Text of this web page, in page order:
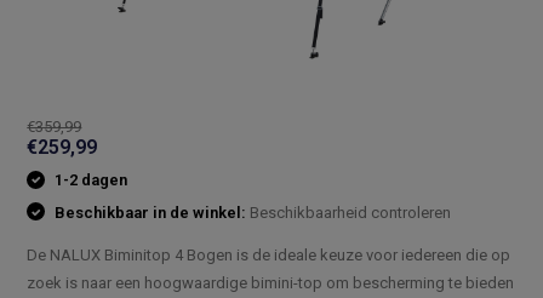
€359,99
€259,99
1-2 dagen
Beschikbaar in de winkel: Beschikbaarheid controleren
De NALUX Biminitop 4 Bogen is de ideale keuze voor iedereen die op
zoek is naar een hoogwaardige bimini-top om bescherming te bieden